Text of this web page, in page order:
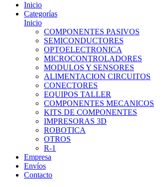
Inicio
Categorías
Inicio
COMPONENTES PASIVOS
SEMICONDUCTORES
OPTOELECTRONICA
MICROCONTROLADORES
MODULOS Y SENSORES
ALIMENTACION CIRCUITOS
CONECTORES
EQUIPOS TALLER
COMPONENTES MECANICOS
KITS DE COMPONENTES
IMPRESORAS 3D
ROBOTICA
OTROS
R-1
Empresa
Envíos
Contacto